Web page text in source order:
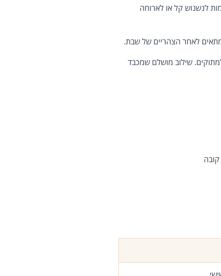
לנשנוש קל או לארוחה
לאחר הצהריים של שבת.
שילוב מושלם שמכבד